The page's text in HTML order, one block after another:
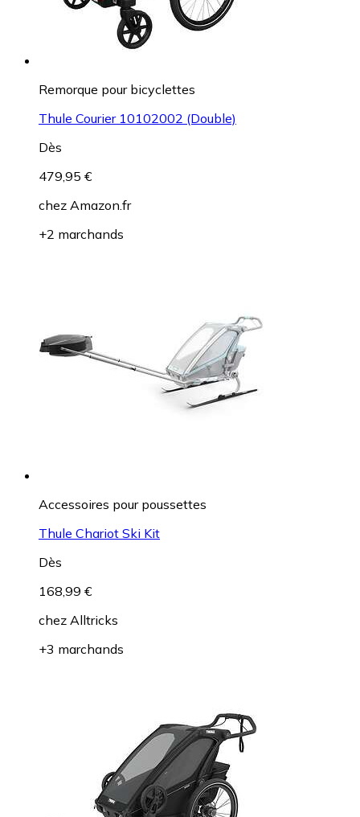
Remorque pour bicyclettes
Thule Courier 10102002 (Double)
Dès
479,95 €
chez Amazon.fr
+2 marchands
Accessoires pour poussettes
Thule Chariot Ski Kit
Dès
168,99 €
chez Alltricks
+3 marchands